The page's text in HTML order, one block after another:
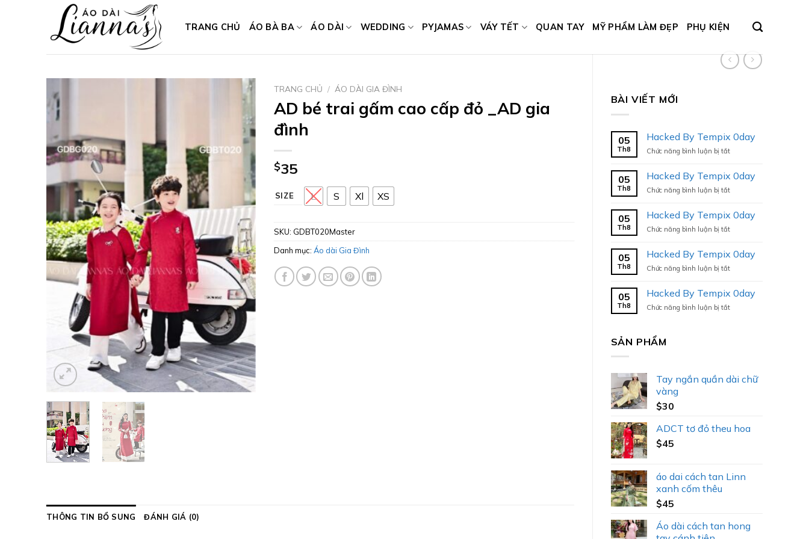
TRANG CHỦ ÁO BÀ BA ÁO DÀI WEDDING PYJAMAS VÁY TẾT QUAN TAY MỸ PHẨM LÀM ĐẸP PHỤ KIỆN
BÀI VIẾT MỚI
05
Th8
Hacked By Tempix 0day
Chức năng bình luận bị tắtở
Tempix
0day
05
Th8
Hacked By Tempix 0day
Chức năng bình luận bị tắtở
Tempix
0day
05
Th8
Hacked By Tempix 0day
Chức năng bình luận bị tắtở
Tempix
0day
05
Th8
Hacked By Tempix 0day
Chức năng bình luận bị tắtở
Tempix
0day
05
Th8
Hacked By Tempix 0day
Chức năng bình luận bị tắtở
SẢN PHẨM
Tay ngắn quần dài chữ
vàng
$30
ADCT tơ đỏ theu hoa
$45
áo dai cách tan Linn
xanh cốm thêu
$45
Áo dài cách tan hong
TRANG CHỦ / ÁO DÀI GIA ĐÌNH
AD bé trai gấm cao cấp đỏ _AD gia
đình
$35
SIZE L S Xl XS
SKU: GDBT020Master
Danh mục: Áo dài Gia Đình
THÔNG TIN BỔ SUNG ĐÁNH GIÁ (0)